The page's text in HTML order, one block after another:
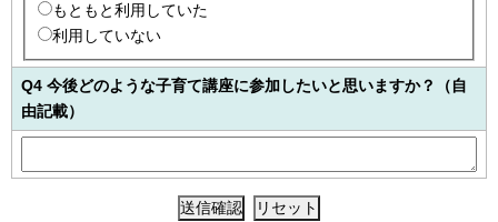
もともと利用していた
利用していない
Q4 今後どのような子育て講座に参加したいと思いますか？（自
由記載）